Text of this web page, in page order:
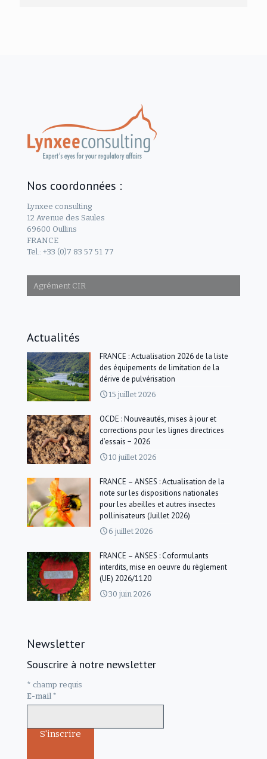
Nos coordonnées :
Lynxee consulting
12 Avenue des Saules
69600 Oullins
FRANCE
Tel.: +33 (0)7 83 57 51 77
Agrément CIR
Actualités
FRANCE : Actualisation 2026 de la liste
des équipements de limitation de la
dérive de pulvérisation
15 juillet 2026
OCDE : Nouveautés, mises à jour et
corrections pour les lignes directrices
d’essais − 2026
10 juillet 2026
FRANCE – ANSES : Actualisation de la
note sur les dispositions nationales
pour les abeilles et autres insectes
pollinisateurs (Juillet 2026)
6 juillet 2026
FRANCE – ANSES : Coformulants
interdits, mise en oeuvre du règlement
(UE) 2026/1120
30 juin 2026
Newsletter
Souscrire à notre newsletter
* champ requis
E-mail *